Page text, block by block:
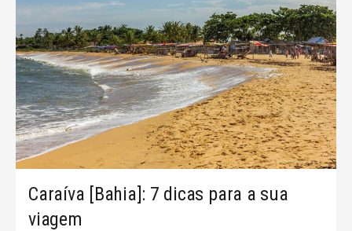
Caraíva [Bahia]: 7 dicas para a sua
viagem